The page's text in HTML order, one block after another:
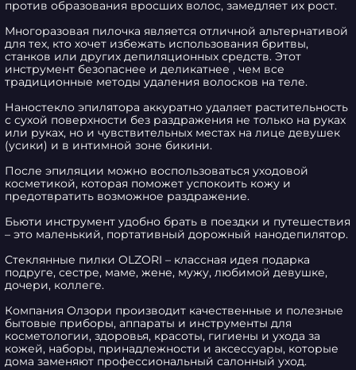
против образования вросших волос, замедляет их рост.
Многоразовая пилочка является отличной альтернативой
для тех, кто хочет избежать использования бритвы,
станков или других депиляционных средств. Этот
инструмент безопаснее и деликатнее , чем все
традиционные методы удаления волосков на теле.
Наностекло эпилятора аккуратно удаляет растительность
с сухой поверхности без раздражения не только на руках
или руках, но и чувствительных местах на лице девушек
(усики) и в интимной зоне бикини.
После эпиляции можно воспользоваться уходовой
косметикой, которая поможет успокоить кожу и
предотвратить возможное раздражение.
Бьюти инструмент удобно брать в поездки и путешествия
– это маленький, портативный дорожный нанодепилятор.
Стеклянные пилки OLZORI – классная идея подарка
подруге, сестре, маме, жене, мужу, любимой девушке,
дочери, коллеге.
Компания Олзори производит качественные и полезные
бытовые приборы, аппараты и инструменты для
косметологии, здоровья, красоты, гигиены и ухода за
кожей, наборы, принадлежности и аксессуары, которые
дома заменяют профессиональный салонный уход.